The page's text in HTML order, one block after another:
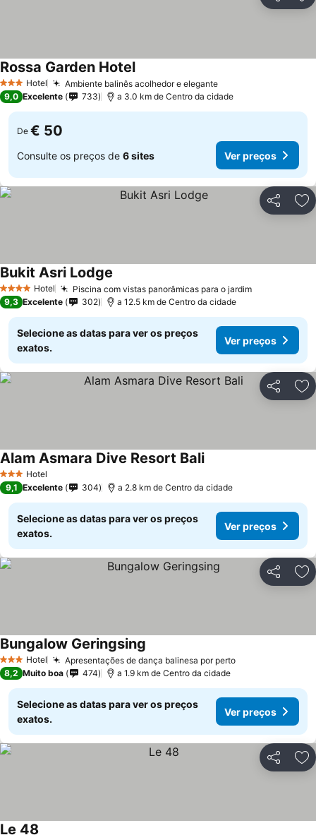
3 EstrelasHotel Ambiente balinês acolhedor e elegante
Rossa Garden Hotel
9,0 Excelente 733 a 3.0 km de Centro da cidade
De € 50
Consulte os preços de 6 sites Ver preços
Partilhar
4 EstrelasHotel Piscina com vistas panorâmicas para o jardim
Bukit Asri Lodge
9,3 Excelente 302 a 12.5 km de Centro da cidade
Selecione as datas para ver os preços
exatos.
Ver preços
Partilhar
3 EstrelasHotel
Alam Asmara Dive Resort Bali
9,1 Excelente 304 a 2.8 km de Centro da cidade
Selecione as datas para ver os preços
exatos.
Ver preços
Partilhar
3 EstrelasHotel Apresentações de dança balinesa por perto
Bungalow Geringsing
8,2 Muito boa 474 a 1.9 km de Centro da cidade
Selecione as datas para ver os preços
exatos.
Ver preços
Partilhar
Le 48